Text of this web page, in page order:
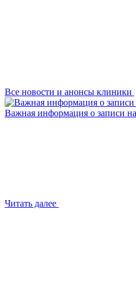
Все новости и анонсы клиники
Важная информация о записи
Читать далее